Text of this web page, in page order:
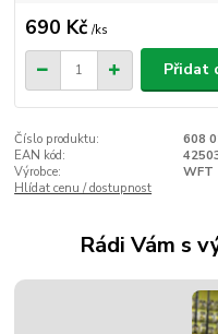
690 Kč /ks
Přidat
Číslo produktu:
608
EAN kód:
Výrobce:
WFT
Hlídat cenu / dostupnost
Rádi Vám s